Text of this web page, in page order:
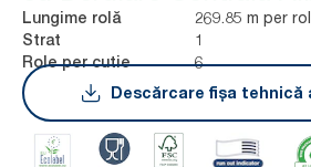
Lungime rolă 269.85 m per
Strat 1
Role per cutie
6
Descărcare fișa tehnică